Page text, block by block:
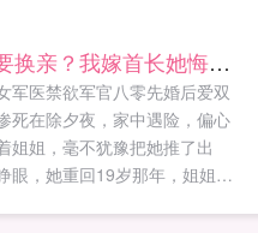
压床了，还梦见诡异的婚礼现
门在外不要乱捡东西，你那是
了。水...
姐姐非要换亲？我嫁首长她悔哭了
军医禁欲军官八零先婚后爱双
死在除夕夜，家中遇险，偏心
姐姐，毫不犹豫把她推了出
眼，她重回19岁那年，姐姐非